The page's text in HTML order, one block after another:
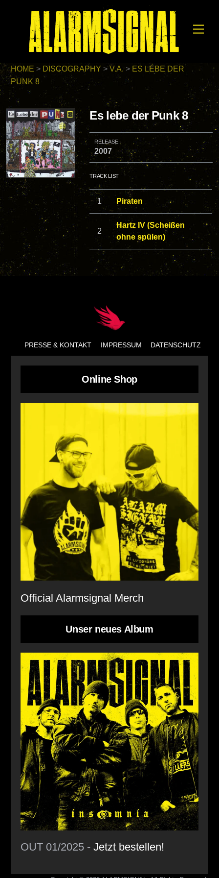
HOME > DISCOGRAPHY >V.A. > ES LEBE DER
PUNK 8
Es lebe der Punk 8
RELEASE
2007
TRACK LIST
Piraten
Hartz IV (Scheißen
ohne spülen)
To
Top
PRESSE & KONTAKT IMPRESSUM DATENSCHUTZ
Online Shop
Official Alarmsignal Merch
Unser neues Album
OUT 01/2025 -Jetzt bestellen!